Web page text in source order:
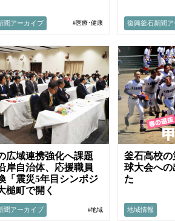
聞アーカイブ #医療･健康 復興釜石新聞
広域連携強化へ課題
岸自治体、応援職員
「震災5年目シンポジ
槌町で開く
聞アーカイブ #地域
釜石高校の
球大会への
た
地域情報